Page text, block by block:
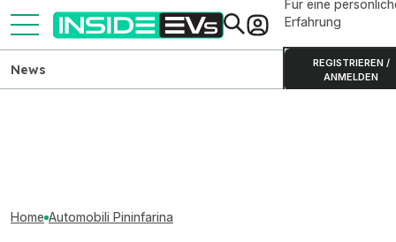
Für eine
Erfahrung
REGISTRIEREN /
ANMELDEN
News
Home Automobili Pininfarina